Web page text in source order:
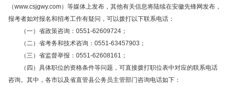
（www.csjgwy.com）等媒体上发布，其他有关信息将陆续在安徽先锋网发布，
报考者如对报名和招考工作有疑问，可以拨打以下联系电话：
（一）省政策咨询：0551-62609724；
（二）省考务和技术咨询：0551-63457903；
（三）省监督举报：0551-62608161；
（四）具体职位的资格条件等问题，可直接拨打职位表中对应的联系电话
咨询。其中，各市以及省直管县公务员主管部门咨询电话如下：